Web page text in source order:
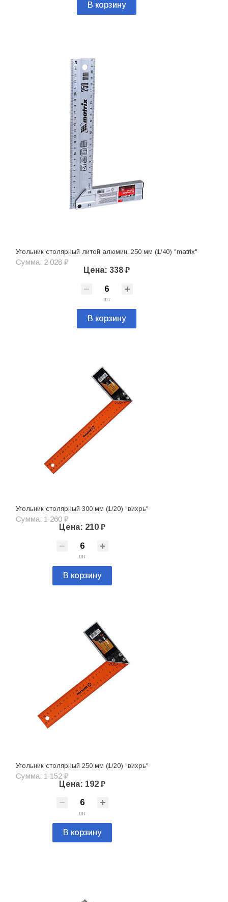
В корзину
Угольник столярный литой алюмин. 250 мм (1/40) "matrix"
Сумма: 2 028 ₽
Цена: 338 ₽
шт
В корзину
Угольник столярный 300 мм (1/20) "вихрь"
Сумма: 1 260 ₽
Цена: 210 ₽
шт
В корзину
Угольник столярный 250 мм (1/20) "вихрь"
Сумма: 1 152 ₽
Цена: 192 ₽
шт
В корзину